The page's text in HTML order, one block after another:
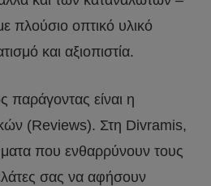
πλούσιο οπτικό υλικό
και αξιοπιστία.
παράγοντας είναι η
(Reviews). Στη Divramis,
που ενθαρρύνουν τους
σας να αφήσουν